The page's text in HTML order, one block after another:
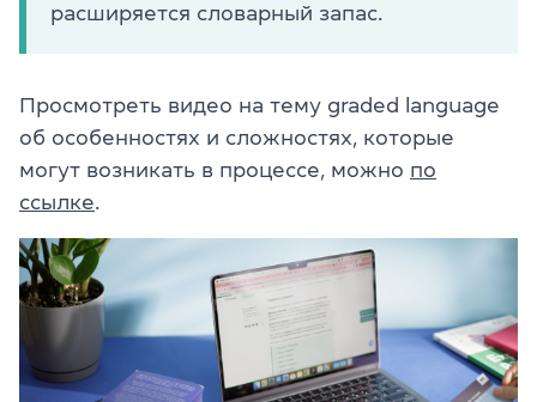
расширяется словарный запас.
Просмотреть видео на тему graded language
об особенностях и сложностях, которые
могут возникать в процессе, можно по
ссылке